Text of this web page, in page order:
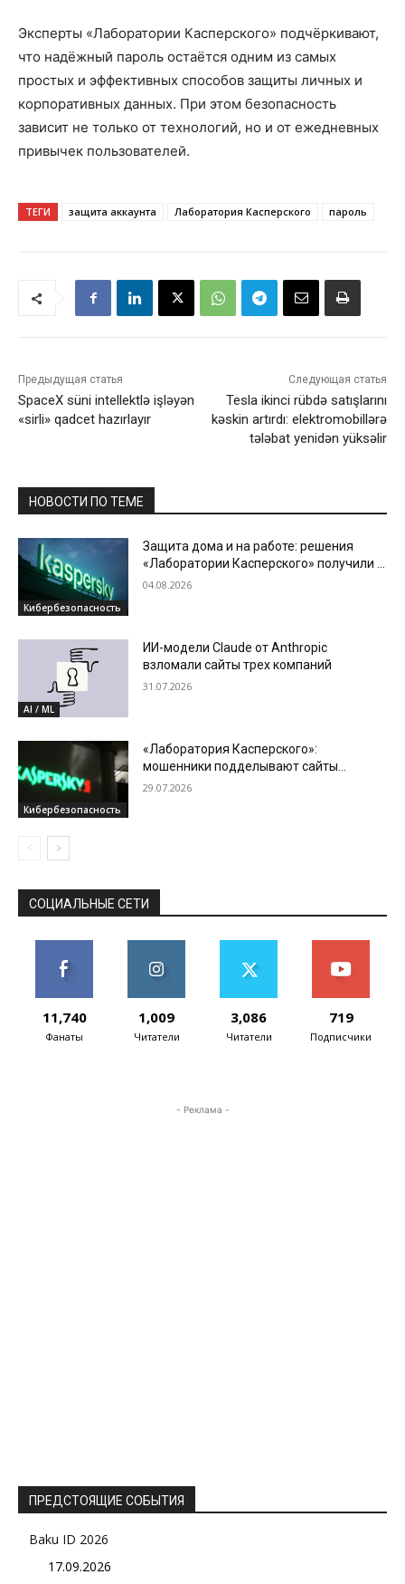
Эксперты «Лаборатории Касперского» подчёркивают,
что надёжный пароль остаётся одним из самых
простых и эффективных способов защиты личных и
корпоративных данных. При этом безопасность
зависит не только от технологий, но и от ежедневных
привычек пользователей.
ТЕГИ защита аккаунта Лаборатория Касперского пароль
Предыдущая статья
SpaceX süni intellektlə işləyən
«sirli» qadcet hazırlayır
Следующая статья
Tesla ikinci rübdə satışlarını
kəskin artırdı: elektromobillərə
tələbat yenidən yüksəlir
НОВОСТИ ПО ТЕМЕ
Кибербезопасность
Защита дома и на работе: решения
«Лаборатории Касперского» получили в
2026 году четыре годовые награды по
04.08.2026
AI / ML
ИИ-модели Claude от Anthropic
взломали сайты трех компаний
31.07.2026
Кибербезопасность
«Лаборатория Касперского»:
мошенники подделывают сайты
зарубежных операторов связи в сезон
29.07.2026
СОЦИАЛЬНЫЕ СЕТИ
11,740
Фанаты
1,009
Читатели
3,086
Читатели
719
Подписчики
- Реклама -
ПРЕДСТОЯЩИЕ СОБЫТИЯ
Baku ID 2026
17.09.2026